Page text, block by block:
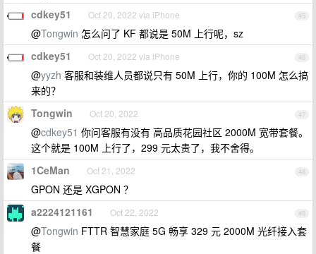
45
cdkey51 Oct 20, 2022 via iPhone
@Tongwin 怎么问了 KF 都说是 50M 上行呢，sz
46
cdkey51 Oct 20, 2022 via iPhone
@yyzh 客服和装维人员都说只有 50M 上行，你的 100M 怎么搞
来的？
47
Tongwin Oct 20, 2022
@cdkey51 你问客服有没有 高品质花园社区 2000M 宽带套餐。
这个就是 100M 上行了，299 元太贵了，我不舍得。
48
1CeMan Oct 21, 2022
GPON 还是 XGPON ？
49
a2224121161 Oct 22, 2022
@Tongwin FTTR 智慧家庭 5G 畅享 329 元 2000M 光纤接入套
餐